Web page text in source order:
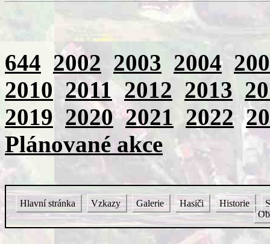
644 2002 2003 2004
2010 2011 2012 2013
2019 2020 2021 2022
Plánované akce
Hlavní stránka Vzkazy Galerie Hasiči Historie